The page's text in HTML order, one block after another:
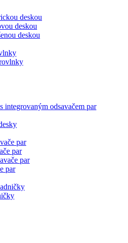
deskou
deskou
deskou
integrovaným odsavačem par
par
par
par
par